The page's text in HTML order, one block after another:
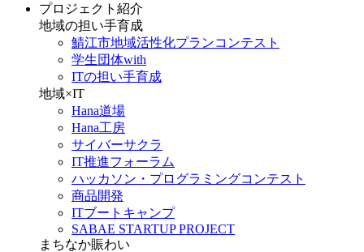
プロジェクト紹介
地域の担い手育成
鯖江市地域活性化プランコンテスト
学生団体with
ITの担い手育成
地域×IT
Hana道場
Hana工房
サイバーサクラ
IT推進フォーラム
ハッカソン・プログラミングコンテスト
商品開発
ITブートキャンプ
SABAE STARTUP PROJECT
まちなか賑わい